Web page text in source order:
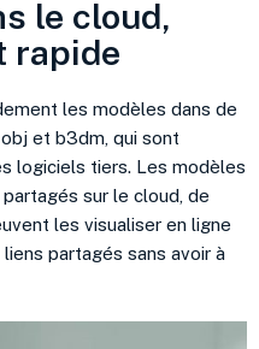
le cloud,
rapide
les modèles dans de
et b3dm, qui sont
logiciels tiers. Les modèles
sur le cloud, de
les visualiser en ligne
partagés sans avoir à